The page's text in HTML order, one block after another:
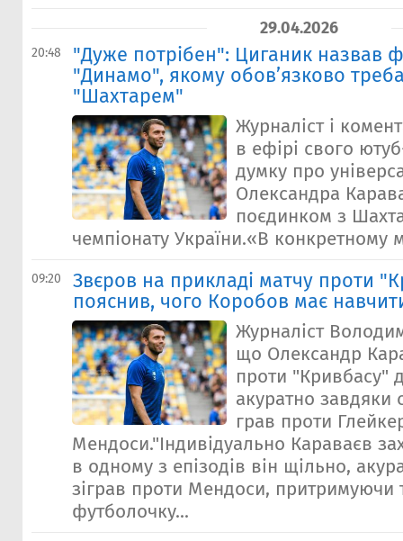
29.04.2026
20:48
"Дуже потрібен": Циганик назвав
"Динамо", якому обов’язково
"Шахтарем"
Журналіст і
в ефірі свого
думку про
Олександра
поєдинком з
чемпіонату України.«В конкретному
09:20
Звєров на прикладі матчу проти
пояснив, чого Коробов має
Журналіст
що Олександр
проти "Кривбасу"
акуратно завдяки
грав проти
Мендоси."Індивідуально Караваєв
в одному з епізодів він щільно,
зіграв проти Мендоси, притримуючи
футболочку...